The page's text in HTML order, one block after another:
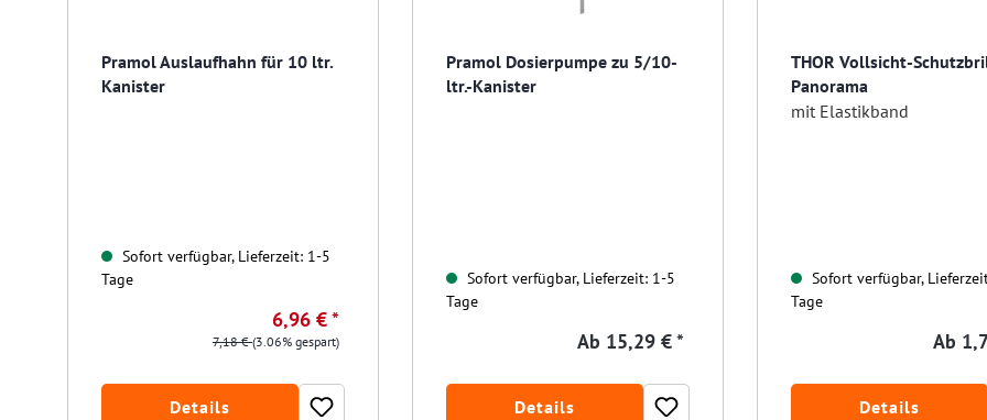
Pramol Auslaufhahn für 10 ltr.
Kanister
Sofort verfügbar, Lieferzeit: 1-5
Tage
6,96 € *
7,18 €(3.06% gespart)
Details
Pramol Dosierpumpe zu 5/10-
ltr.-Kanister
Sofort verfügbar, Lieferzeit: 1-5
Tage
Ab 15,29 € *
Details
THOR Vollsicht-
Panorama
mit Elastikband
Sofort verfügbar,
Tage
Ab
Details